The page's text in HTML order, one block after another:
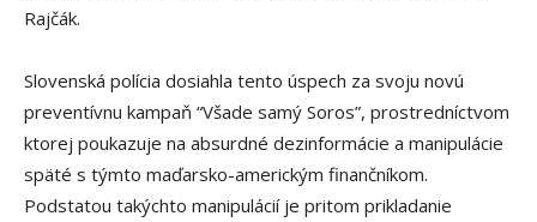
Rajčák.
Slovenská polícia dosiahla tento úspech za svoju novú
preventívnu kampaň “Všade samý Soros”, prostredníctvom
ktorej poukazuje na absurdné dezinformácie a manipulácie
späté s týmto maďarsko-americkým finančníkom.
Podstatou takýchto manipulácií je pritom prikladanie